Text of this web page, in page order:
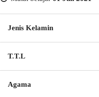
Jenis Kelamin
T.T.L
Agama